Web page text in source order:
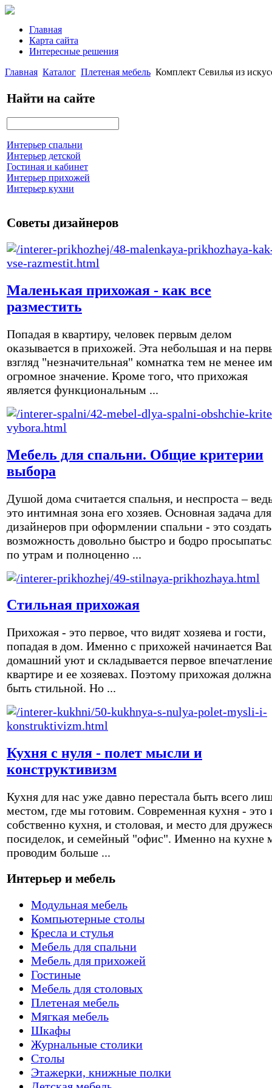
Главная
Карта сайта
Интересные решения
Главная Каталог Плетеная мебель Комплект Севилья из
Найти на сайте
Интерьер спальни
Интерьер детской
Гостиная и кабинет
Интерьер прихожей
Интерьер кухни
Советы дизайнеров
Маленькая прихожая - как все
разместить
Попадая в квартиру, человек первым делом
оказывается в прихожей. Эта небольшая и на
взгляд "незначительная" комнатка тем не менее
огромное значение. Кроме того, что прихожая
является функциональным ...
Мебель для спальни. Общие критерии
выбора
Душой дома считается спальня, и неспроста –
это интимная зона его хозяев. Основная задача для
дизайнеров при оформлении спальни - это создать
возможность довольно быстро и бодро
по утрам и полноценно ...
Стильная прихожая
Прихожая - это первое, что видят хозяева и гости,
попадая в дом. Именно с прихожей начинается
домашний уют и складывается первое
квартире и ее хозяевах. Поэтому прихожая должна
быть стильной. Но ...
Кухня с нуля - полет мысли и
конструктивизм
Кухня для нас уже давно перестала быть всего
местом, где мы готовим. Современная кухня - это
собственно кухня, и столовая, и место для
посиделок, и семейный "офис". Именно на кухне
проводим больше ...
Интерьер и мебель
Модульная мебель
Компьютерные столы
Кресла и стулья
Мебель для спальни
Мебель для прихожей
Гостиные
Мебель для столовых
Плетеная мебель
Мягкая мебель
Шкафы
Журнальные столики
Столы
Этажерки, книжные полки